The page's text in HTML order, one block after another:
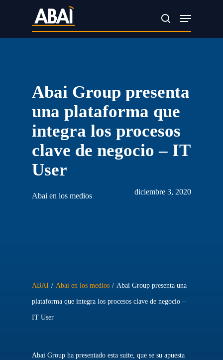
main
search
Menu
Abai Group presenta
una plataforma que
integra los procesos
clave de negocio – IT
User
diciembre 3, 2020
Abai en los medios
ABAI / Abai en los medios / Abai Group presenta una
plataforma que integra los procesos clave de negocio –
IT User
Abai Group ha presentado esta suite, que se su apuesta